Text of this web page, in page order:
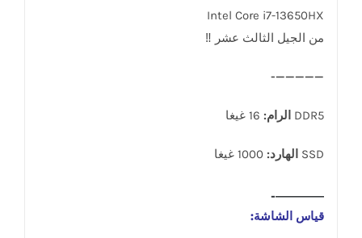
Intel Core i7-13650HX
من الجيل الثالث عشر ‼
—————-
DDR5 الرام:
SSD الهارد:
————-
قياس الشاشة: